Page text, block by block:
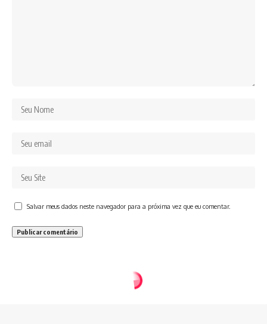
Salvar meus dados neste navegador para a próxima vez que eu comentar.